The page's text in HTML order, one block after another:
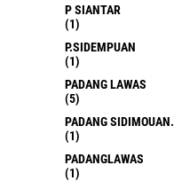
P SIANTAR
(1)
P.SIDEMPUAN
(1)
PADANG LAWAS
(5)
PADANG SIDIMOUAN.
(1)
PADANGLAWAS
(1)